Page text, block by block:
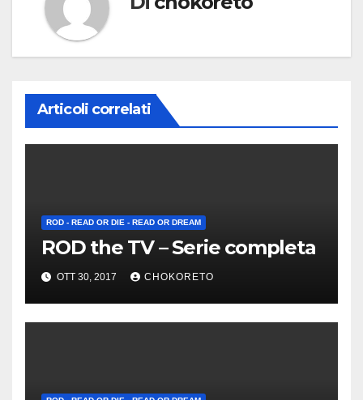
Articoli correlati
ROD - READ OR DIE - READ OR DREAM
ROD the TV – Serie completa
OTT 30, 2017 CHOKORETO